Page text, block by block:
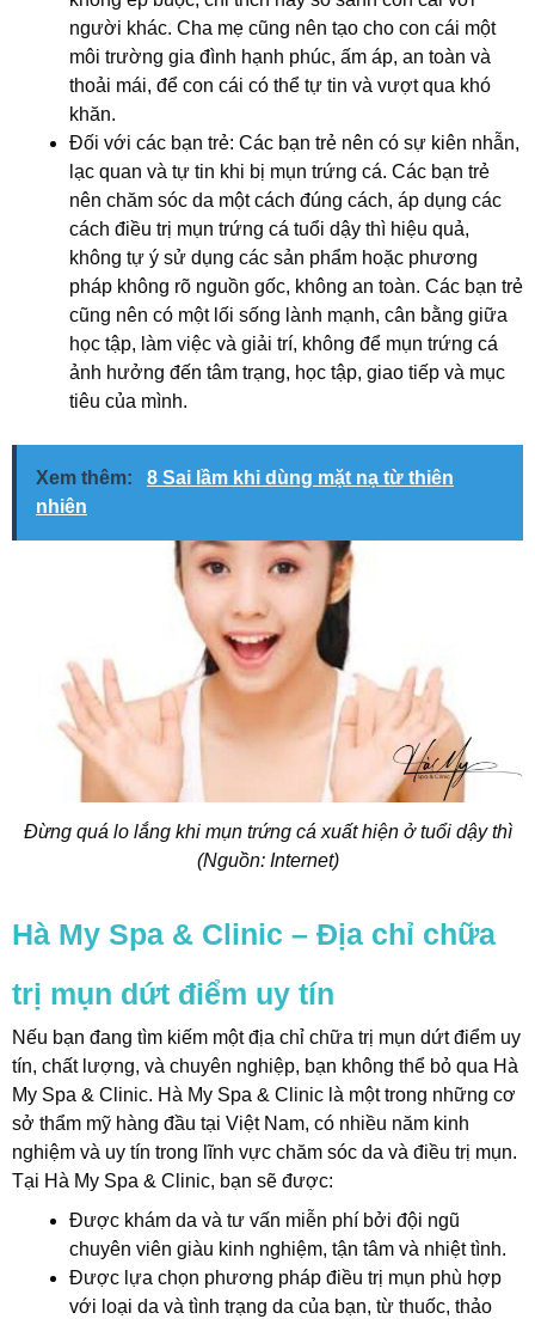
người khác. Cha mẹ cũng nên tạo cho con cái một
môi trường gia đình hạnh phúc, ấm áp, an toàn và
thoải mái, để con cái có thể tự tin và vượt qua khó
khăn.
Đối với các bạn trẻ: Các bạn trẻ nên có sự kiên nhẫn,
lạc quan và tự tin khi bị mụn trứng cá. Các bạn trẻ
nên chăm sóc da một cách đúng cách, áp dụng các
cách điều trị mụn trứng cá tuổi dậy thì hiệu quả,
không tự ý sử dụng các sản phẩm hoặc phương
pháp không rõ nguồn gốc, không an toàn. Các bạn trẻ
cũng nên có một lối sống lành mạnh, cân bằng giữa
học tập, làm việc và giải trí, không để mụn trứng cá
ảnh hưởng đến tâm trạng, học tập, giao tiếp và mục
tiêu của mình.
Xem thêm:
8 Sai lầm khi dùng mặt nạ từ thiên
nhiên
Đừng quá lo lắng khi mụn trứng cá xuất hiện ở tuổi dậy thì
(Nguồn: Internet)
Hà My Spa & Clinic – Địa chỉ chữa
trị mụn dứt điểm uy tín
Nếu bạn đang tìm kiếm một địa chỉ chữa trị mụn dứt điểm uy
tín, chất lượng, và chuyên nghiệp, bạn không thể bỏ qua Hà
My Spa & Clinic. Hà My Spa & Clinic là một trong những cơ
sở thẩm mỹ hàng đầu tại Việt Nam, có nhiều năm kinh
nghiệm và uy tín trong lĩnh vực chăm sóc da và điều trị mụn.
Tại Hà My Spa & Clinic, bạn sẽ được:
Được khám da và tư vấn miễn phí bởi đội ngũ
chuyên viên giàu kinh nghiệm, tận tâm và nhiệt tình.
Được lựa chọn phương pháp điều trị mụn phù hợp
với loại da và tình trạng da của bạn, từ thuốc, thảo